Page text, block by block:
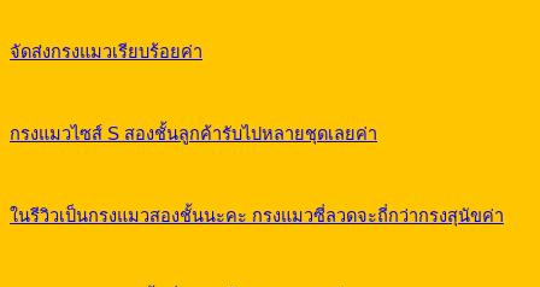
จัดส่งกรงแมวเรียบร้อยค่า
กรงแมวไซส์ S สองชั้นลูกค้ารับไปหลายชุดเลยค่า
ในรีวิวเป็นกรงแมวสองชั้นนะคะ กรงแมวซี่ลวดจะถี่กว่ากรงสุนัขค่า